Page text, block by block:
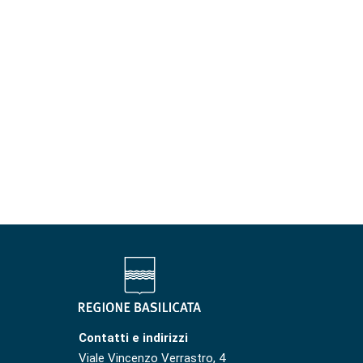
Contatti e indirizzi
Viale Vincenzo Verrastro, 4